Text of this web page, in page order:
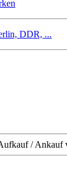
DDR, ...
/ Ankauf